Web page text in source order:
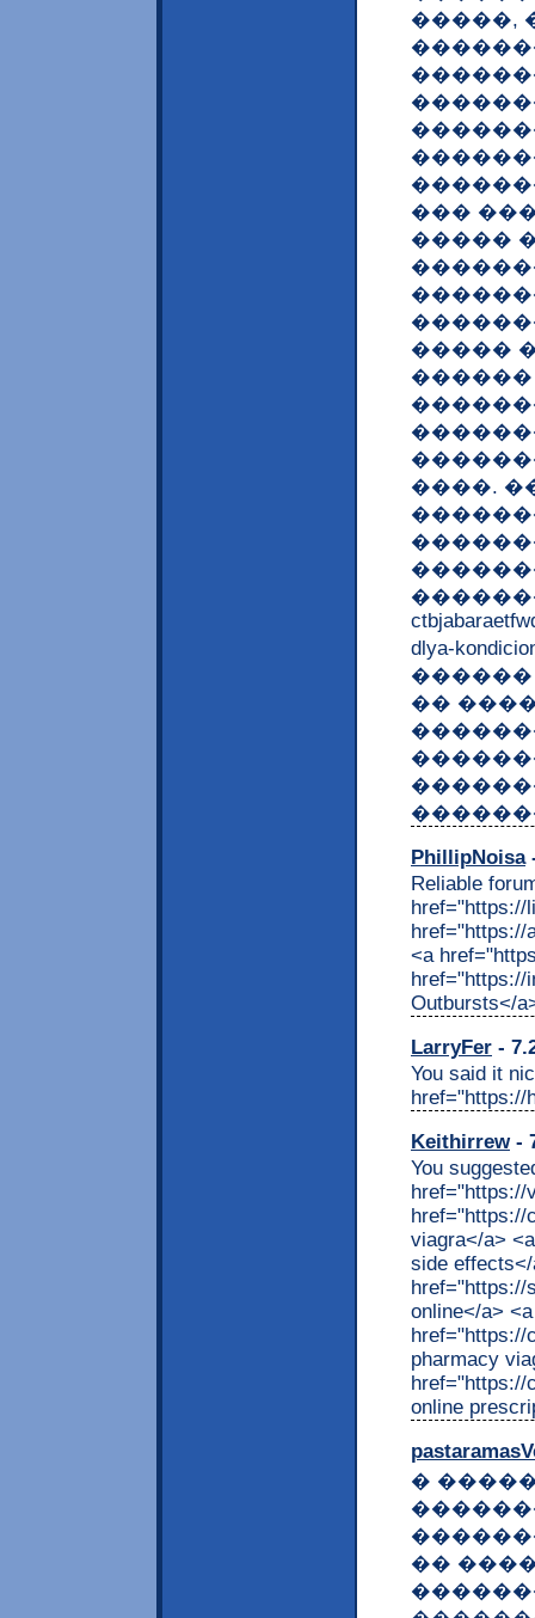
�����,
���
�����
�����
����.
dlya-
������
��
PhillipNoisa
Reliable
href="https://
href="https://
<a
href="https://
Outbursts</
LarryFer -
You said it
href="https://
Keithirrew-
You
href="https://
href="https://
viagra</a>
side
href="https://
online</a> <a
href="https://
pharmacy
href="https://
online
�
��